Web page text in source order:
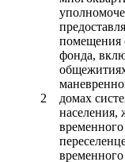
2
помещения
фонда,
домах